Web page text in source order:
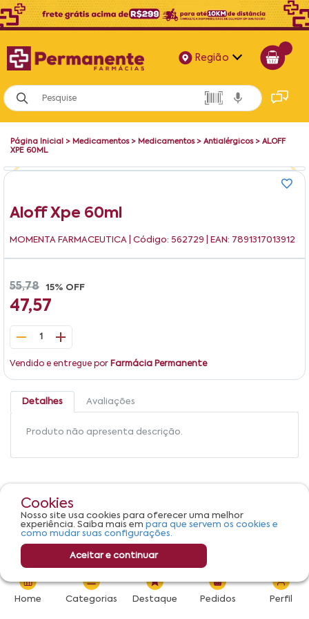
Região
Alagoas
Bahia
Página Inicial > Medicamentos> Medicamentos> Antialérgicos> ALOFF
XPE 60ML
Aloff Xpe 60ml
MOMENTA FARMACEUTICA | Código: 562729 | EAN: 7891317013912
55,78 15% OFF
47,57
1
Vendido e entregue por Farmácia Permanente
Adicionar
Detalhes Avaliações
Produto não apresenta descrição.
Cookies
Nosso site usa cookies para oferecer uma melhor
experiência. Saiba mais em para que servem os cookies e
como mudar suas configurações.
Aceitar e continuar
Home Categorias Destaque Pedidos Perfil